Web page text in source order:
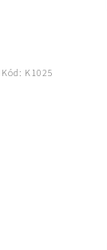
Kód: K1025